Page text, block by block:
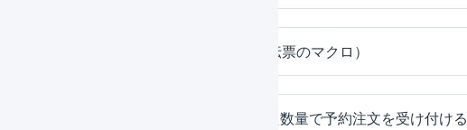
先着20件までプレゼントを付与する（受注伝票のマクロ）
入荷待ちに登録した数量を利用し、限定した数量で予約注文を受け付ける